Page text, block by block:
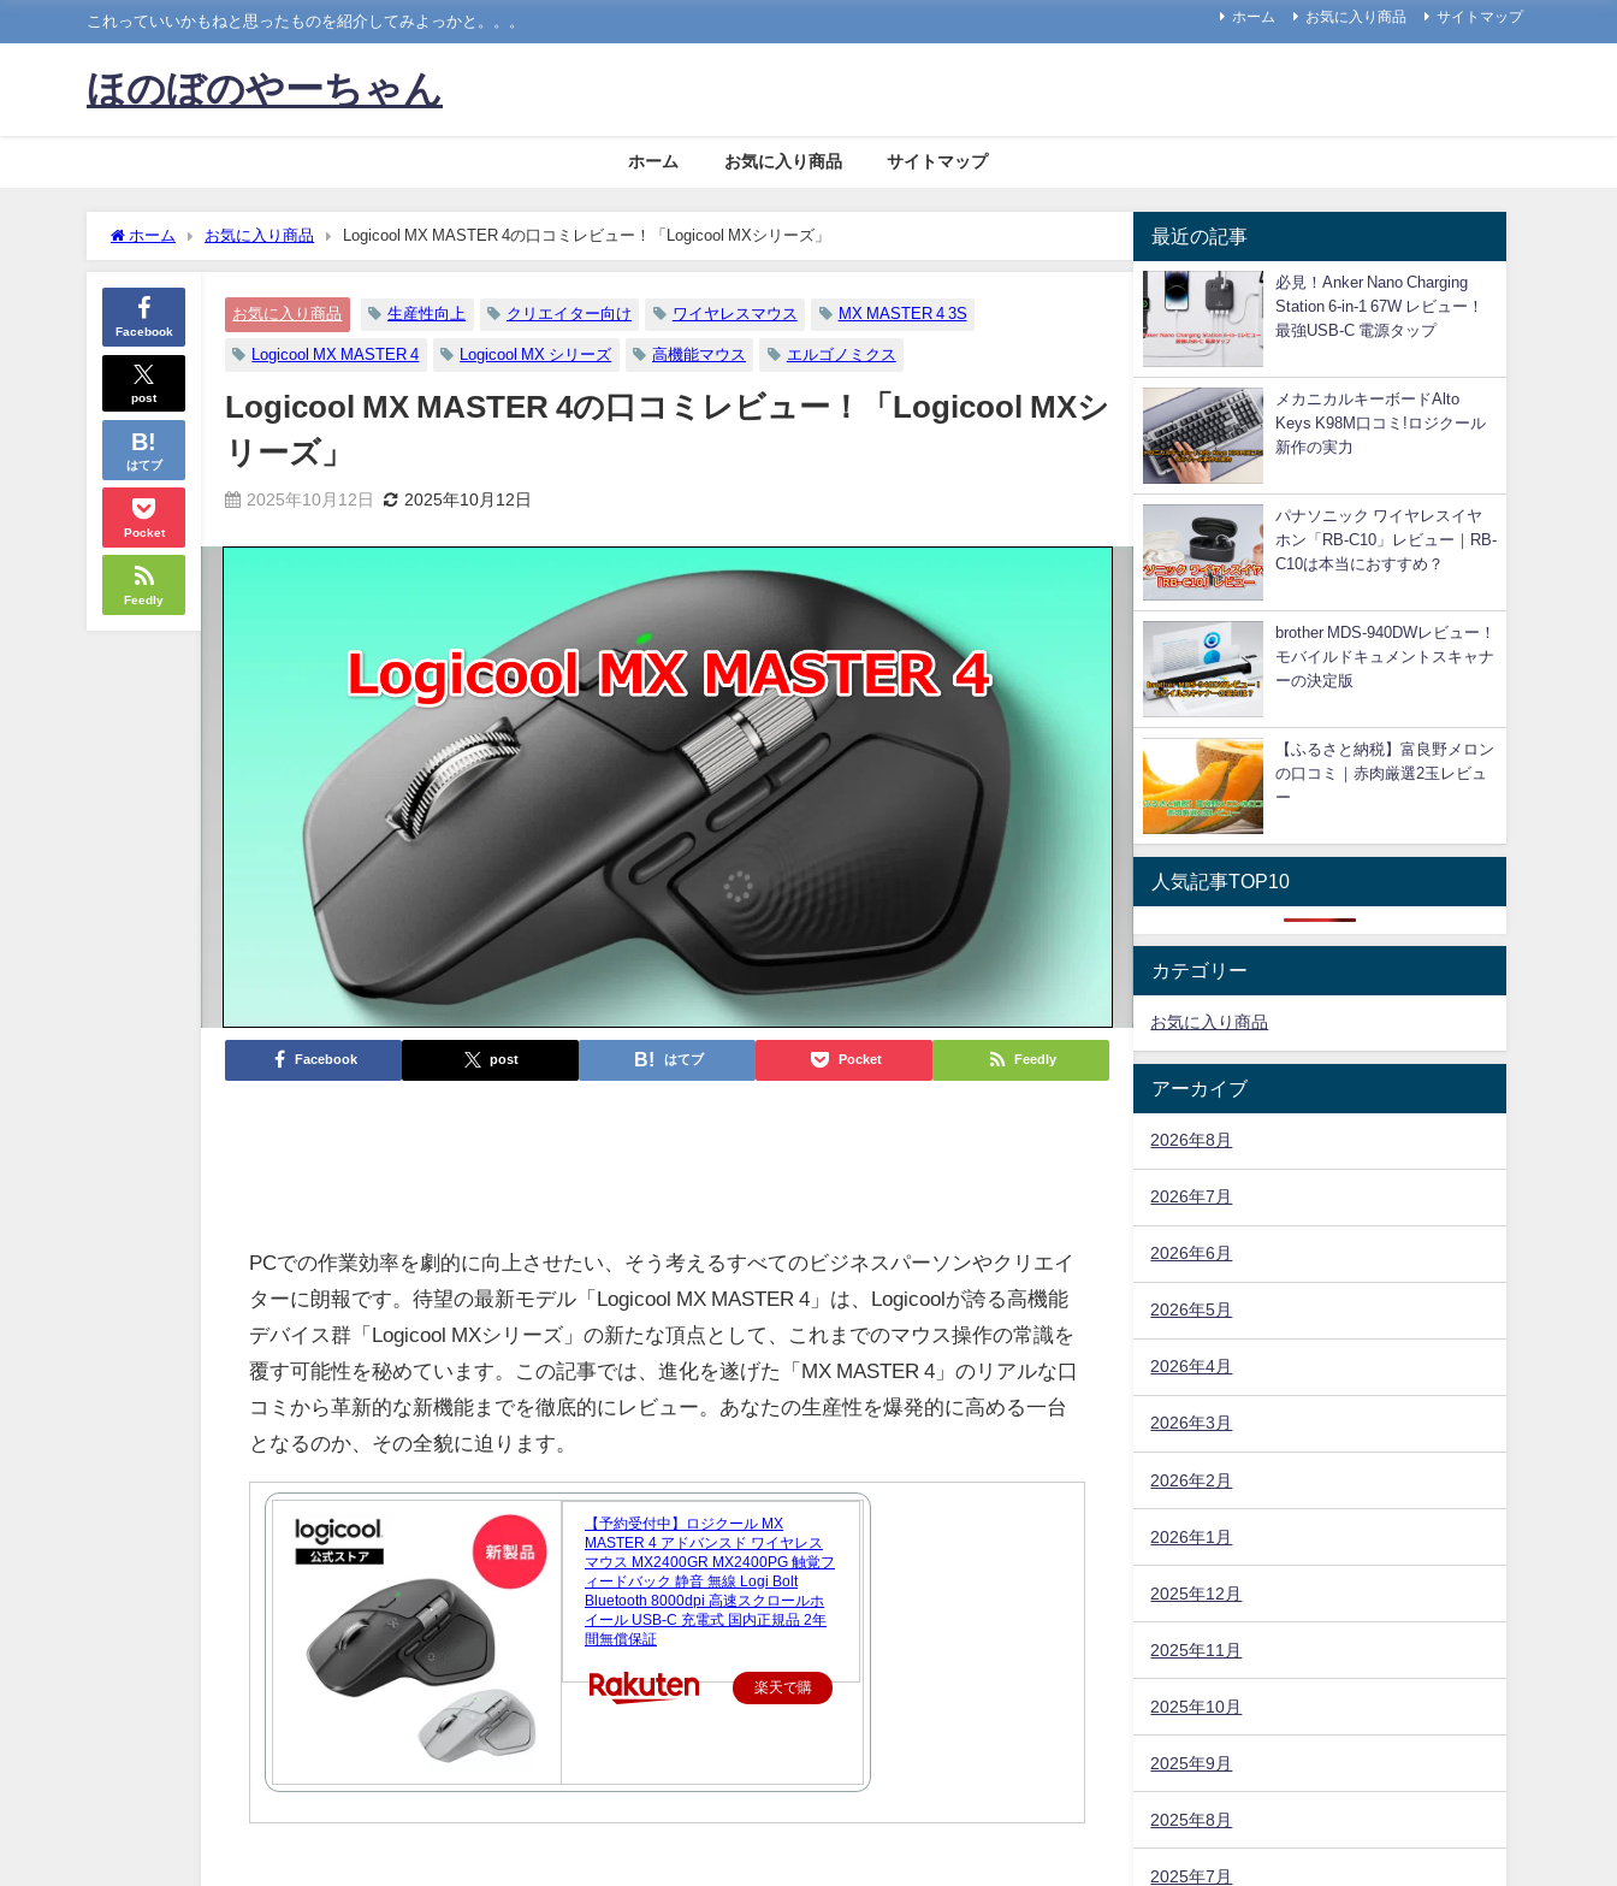
これっていいかもねと思ったものを紹介してみよっかと。。。 ホーム お気に入り商品 サイトマップ
ほのぼのやーちゃん
ホーム お気に入り商品 サイトマップ
ホーム お気に入り商品 Logicool MX MASTER 4の口コミレビュー！「Logicool MXシリーズ」
Facebook
post
はてブ
Pocket
Feedly
お気に入り商品 生産性向上 クリエイター向け ワイヤレスマウス MX MASTER 4 3S
Logicool MX MASTER 4 Logicool MX シリーズ 高機能マウス エルゴノミクス
Logicool MX MASTER 4の口コミレビュー！「Logicool MXシ
リーズ」
2025年10月12日 2025年10月12日
Facebook post はてブ Pocket Feedly
PCでの作業効率を劇的に向上させたい、そう考えるすべてのビジネスパーソンやクリエイ
ターに朗報です。待望の最新モデル「Logicool MX MASTER 4」は、Logicoolが誇る高機能
デバイス群「Logicool MXシリーズ」の新たな頂点として、これまでのマウス操作の常識を
覆す可能性を秘めています。この記事では、進化を遂げた「MX MASTER 4」のリアルな口
コミから革新的な新機能までを徹底的にレビュー。あなたの生産性を爆発的に高める一台
となるのか、その全貌に迫ります。
【予約受付中】ロジクール MX
MASTER 4 アドバンスド ワイヤレス
マウス MX2400GR MX2400PG 触覚フ
ィードバック 静音 無線 Logi Bolt
Bluetooth 8000dpi 高速スクロールホ
イール USB-C 充電式 国内正規品 2年
間無償保証
楽天で購
最近の記事
必見！Anker Nano Charging
Station 6-in-1 67W レビュー！
最強USB-C 電源タップ
メカニカルキーボードAlto
Keys K98M口コミ!ロジクール
新作の実力
パナソニック ワイヤレスイヤ
ホン「RB-C10」レビュー｜RB-
C10は本当におすすめ？
brother MDS-940DWレビュー！
モバイルドキュメントスキャナ
ーの決定版
【ふるさと納税】富良野メロン
の口コミ｜赤肉厳選2玉レビュ
ー
人気記事TOP10
カテゴリー
お気に入り商品
アーカイブ
2026年8月
2026年7月
2026年6月
2026年5月
2026年4月
2026年3月
2026年2月
2026年1月
2025年12月
2025年11月
2025年10月
2025年9月
2025年8月
2025年7月